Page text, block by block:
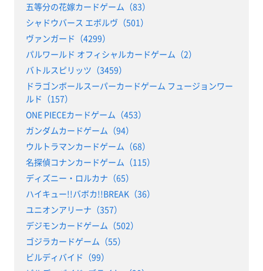
五等分の花嫁カードゲーム（83）
シャドウバース エボルヴ（501）
ヴァンガード（4299）
パルワールド オフィシャルカードゲーム（2）
バトルスピリッツ（3459）
ドラゴンボールスーパーカードゲーム フュージョンワー
ルド（157）
ONE PIECEカードゲーム（453）
ガンダムカードゲーム（94）
ウルトラマンカードゲーム（68）
名探偵コナンカードゲーム（115）
ディズニー・ロルカナ（65）
ハイキュー!!バボカ!!BREAK（36）
ユニオンアリーナ（357）
デジモンカードゲーム（502）
ゴジラカードゲーム（55）
ビルディバイド（99）